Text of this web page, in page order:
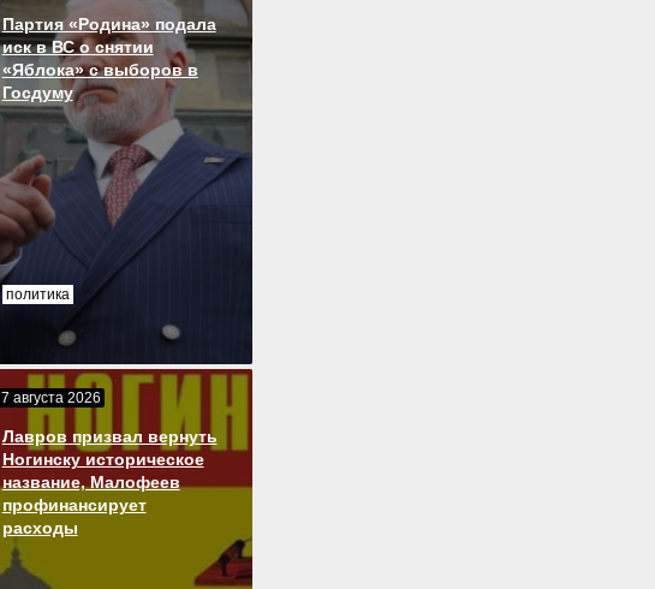
Партия «Родина» подала
иск в ВС о снятии
«Яблока» с выборов в
Госдуму
политика
7 августа 2026
Лавров призвал вернуть
Ногинску историческое
название, Малофеев
профинансирует
расходы